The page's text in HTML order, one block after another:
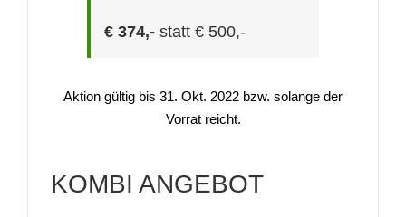
€ 374,- statt € 500,-
Aktion gültig bis 31. Okt. 2022 bzw. solange der
Vorrat reicht.
KOMBI ANGEBOT